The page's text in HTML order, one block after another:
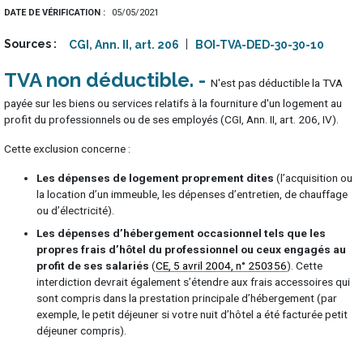
DATE DE VÉRIFICATION 05/05/2021
Sources CGI, Ann. II, art. 206 BOI-TVA-DED-30-30-10
TVA non déductible
N'est pas déductible la TVA
payée sur les biens ou services relatifs à la fourniture d'un logement au
profit du professionnels ou de ses employés (CGI, Ann. II, art. 206, IV).
Cette exclusion concerne :
Les dépenses de logement proprement dites (l’acquisition ou
la location d’un immeuble, les dépenses d’entretien, de chauffage
ou d’électricité).
Les dépenses d’hébergement occasionnel tels que les
propres frais d’hôtel du professionnel ou ceux engagés au
profit de ses salariés (CE, 5 avril 2004, n° 250356). Cette
interdiction devrait également s’étendre aux frais accessoires qui
sont compris dans la prestation principale d’hébergement (par
exemple, le petit déjeuner si votre nuit d’hôtel a été facturée petit
déjeuner compris).